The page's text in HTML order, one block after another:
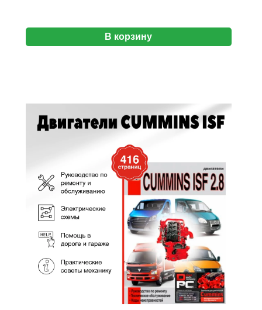
В корзину